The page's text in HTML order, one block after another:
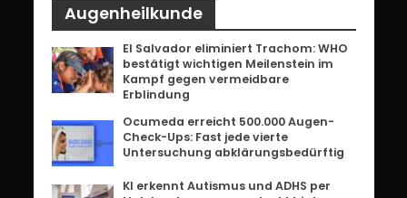
Augenheilkunde
El Salvador eliminiert Trachom: WHO
bestätigt wichtigen Meilenstein im
Kampf gegen vermeidbare
Erblindung
Ocumeda erreicht 500.000 Augen-
Check-Ups: Fast jede vierte
Untersuchung abklärungsbedürftig
KI erkennt Autismus und ADHS per